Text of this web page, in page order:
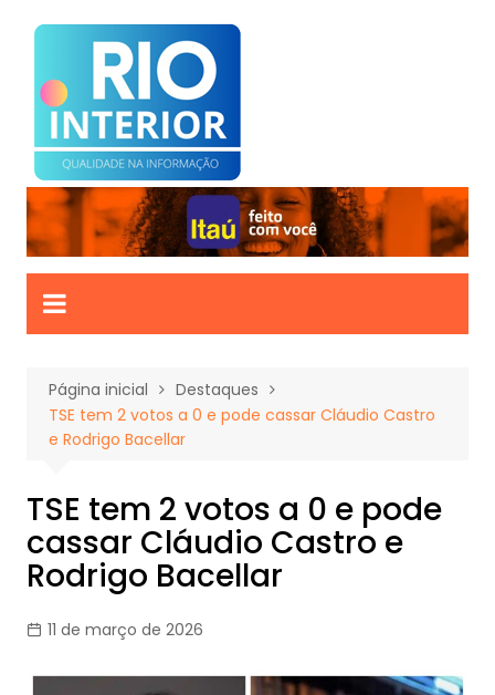
para
conteúdo
Página inicial
Destaques
TSE tem 2 votos a 0 e pode cassar Cláudio Castro
e Rodrigo Bacellar
TSE tem 2 votos a 0 e pode
cassar Cláudio Castro e
Rodrigo Bacellar
11 de março de 2026